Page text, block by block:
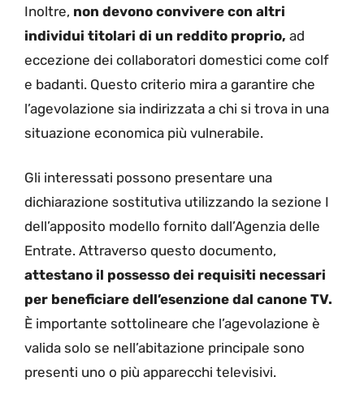
Inoltre, non devono convivere con altri
individui titolari di un reddito proprio, ad
eccezione dei collaboratori domestici come colf
e badanti. Questo criterio mira a garantire che
l’agevolazione sia indirizzata a chi si trova in una
situazione economica più vulnerabile.
Gli interessati possono presentare una
dichiarazione sostitutiva utilizzando la sezione I
dell’apposito modello fornito dall’Agenzia delle
Entrate. Attraverso questo documento,
attestano il possesso dei requisiti necessari
per beneficiare dell’esenzione dal canone TV.
È importante sottolineare che l’agevolazione è
valida solo se nell’abitazione principale sono
presenti uno o più apparecchi televisivi.